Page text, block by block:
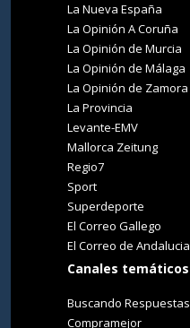
La Nueva España
La Opinión A Coruña
La Opinión de Murcia
La Opinión de Málaga
La Opinión de Zamora
La Provincia
Levante-EMV
Mallorca Zeitung
Regio7
Sport
Superdeporte
El Correo Gallego
El Correo de Andalucia
Canales temáticos
Buscando Respuestas
Compramejor